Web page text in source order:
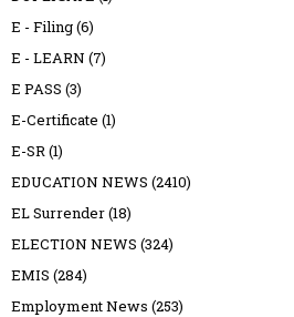
E - Filing(6)
E - LEARN (7)
E PASS (3)
E-Certificate (1)
E-SR(1)
EDUCATION NEWS (2410)
EL Surrender(18)
ELECTION NEWS (324)
EMIS (284)
Employment News (253)